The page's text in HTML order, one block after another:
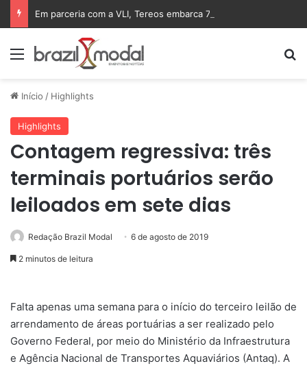
Menu
Início / Highlights
Highlights
Contagem regressiva: três
terminais portuários serão
leiloados em sete dias
Redação Brazil Modal 6 de agosto de 2019
2 minutos de leitura
Falta apenas uma semana para o início do terceiro leilão de
arrendamento de áreas portuárias a ser realizado pelo
Governo Federal, por meio do Ministério da Infraestrutura
e Agência Nacional de Transportes Aquaviários (Antaq). A